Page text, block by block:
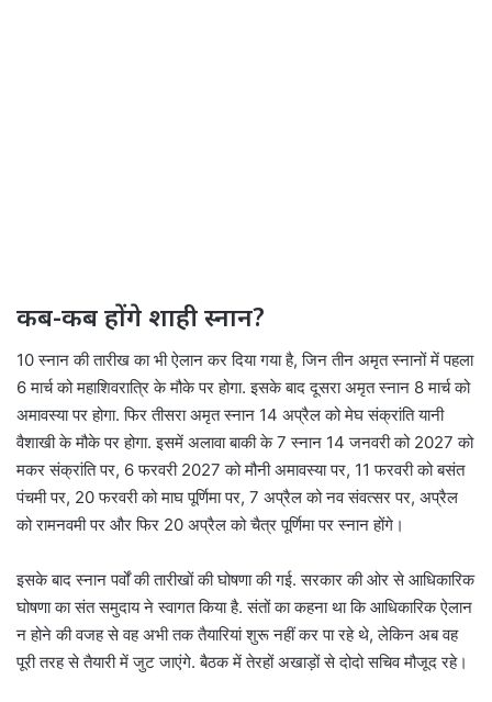
कब-कब होंगे शाही स्नान?
10 स्नान की तारीख का भी ऐलान कर दिया गया है, जिन तीन अमृत स्नानों में पहला
6 मार्च को महाशिवरात्रि के मौके पर होगा. इसके बाद दूसरा अमृत स्नान 8 मार्च को
अमावस्या पर होगा. फिर तीसरा अमृत स्नान 14 अप्रैल को मेघ संक्रांति यानी
वैशाखी के मौके पर होगा. इसमें अलावा बाकी के 7 स्नान 14 जनवरी को 2027 को
मकर संक्रांति पर, 6 फरवरी 2027 को मौनी अमावस्या पर, 11 फरवरी को बसंत
पंचमी पर, 20 फरवरी को माघ पूर्णिमा पर, 7 अप्रैल को नव संवत्सर पर, अप्रैल
को रामनवमी पर और फिर 20 अप्रैल को चैत्र पूर्णिमा पर स्नान होंगे।
इसके बाद स्नान पर्वों की तारीखों की घोषणा की गई. सरकार की ओर से आधिकारिक
घोषणा का संत समुदाय ने स्वागत किया है. संतों का कहना था कि आधिकारिक ऐलान
न होने की वजह से वह अभी तक तैयारियां शुरू नहीं कर पा रहे थे, लेकिन अब वह
पूरी तरह से तैयारी में जुट जाएंगे. बैठक में तेरहों अखाड़ों से दोदो सचिव मौजूद रहे।